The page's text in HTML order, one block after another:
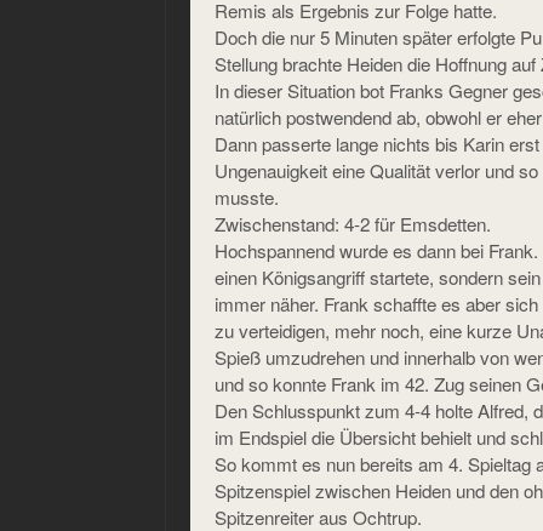
Remis als Ergebnis zur Folge hatte.
Doch die nur 5 Minuten später erfolgte
Stellung brachte Heiden die Hoffnung
In dieser Situation bot Franks Gegner
natürlich postwendend ab, obwohl er
Dann passerte lange nichts bis Karin
Ungenauigkeit eine Qualität verlor und
musste.
Zwischenstand: 4-2 für Emsdetten.
Hochspannend wurde es dann bei
einen Königsangriff startete, sondern
immer näher. Frank schaffte es aber
zu verteidigen, mehr noch, eine kurze
Spieß umzudrehen und innerhalb von
und so konnte Frank im 42. Zug seinen
Den Schlusspunkt zum 4-4 holte Alfred,
im Endspiel die Übersicht behielt und
So kommt es nun bereits am 4. Spieltag
Spitzenspiel zwischen Heiden und den
Spitzenreiter aus Ochtrup.